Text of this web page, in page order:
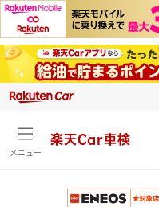
メニュー
楽天Car車検